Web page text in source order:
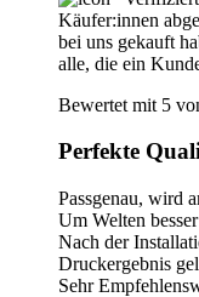
Käufer:innen
bei uns gekauft
alle, die ein
Bewertet mit 5
Perfekte
Passgenau, wird
Um Welten
Nach der
Druckergebnis
Sehr